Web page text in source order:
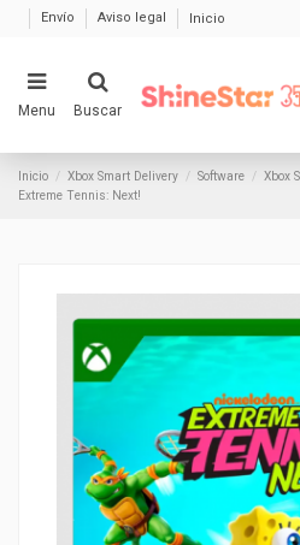
Envío Aviso legal Inicio
Menu Buscar
Inicio Xbox Smart Delivery Software
Xbox
Extreme Tennis: Next!